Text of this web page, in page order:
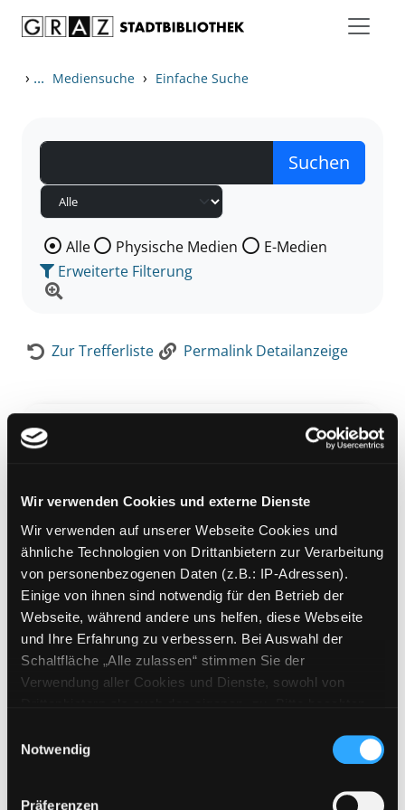
Wir verwenden Cookies und externe Dienste
Wir verwenden auf unserer Webseite Cookies und
ähnliche Technologien von Drittanbietern zur Verarbeitung
von personenbezogenen Daten (z.B.: IP-Adressen).
Einige von ihnen sind notwendig für den Betrieb der
Webseite, während andere uns helfen, diese Webseite
und Ihre Erfahrung zu verbessern. Bei Auswahl der
Schaltfläche „Alle zulassen“ stimmen Sie der
Verwendung aller Cookies und Dienste, sowohl von
Cookies von Drittanbietern, eine Verarbeitung in
unsicheren Drittländern (Länder außerhalb des EWR
ohne adäquates Datenschutzniveau) stattfinden kann. In
Notwendig
Präferenzen
› ... Mediensuche › Einfache Suche
Wählen Sie die Medienart nach der Sie suchen wollen.
Alle Physische Medien
E-Medien
Erweiterte Filterung
Zur Trefferliste Permalink Detailanzeige
Beast Quest Legend
Mediengruppe:
Kinderbuch
Blade, Adam
Mehr Informationen ein-/ausblenden
Bände